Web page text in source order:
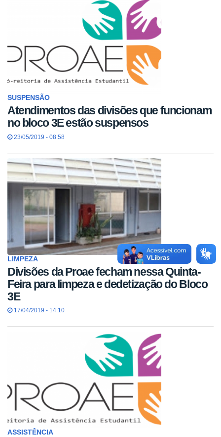
SUSPENSÃO
Atendimentos das divisões que funcionam
no bloco 3E estão suspensos
23/05/2019 - 08:58
LIMPEZA
Divisões da Proae fecham nessa Quinta-
Feira para limpeza e dedetização do Bloco
3E
17/04/2019 - 14:10
ASSISTÊNCIA